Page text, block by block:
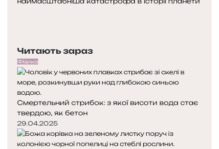
р
е
д
н
я
с
т
о
р
і
т
у
п
н
а
с
т
о
р
і
Читають зараз
Фізика
Смертельний стрибок: з якої висоти вода стає
твердою, як бетон
29.04.2025